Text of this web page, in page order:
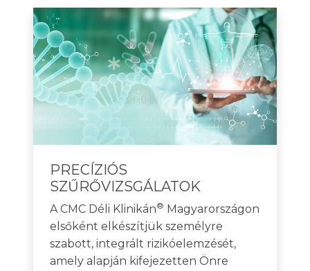
PRECÍZIÓS
SZŰRŐVIZSGÁLATOK
A CMC Déli Klinikán® Magyarországon
elsőként elkészítjük személyre
szabott, integrált rizikóelemzését,
amely alapján kifejezetten Önre